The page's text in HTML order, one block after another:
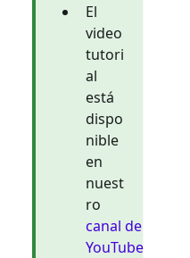
El
video
tutori
al
está
dispo
nible
en
nuest
ro
canal de
YouTube